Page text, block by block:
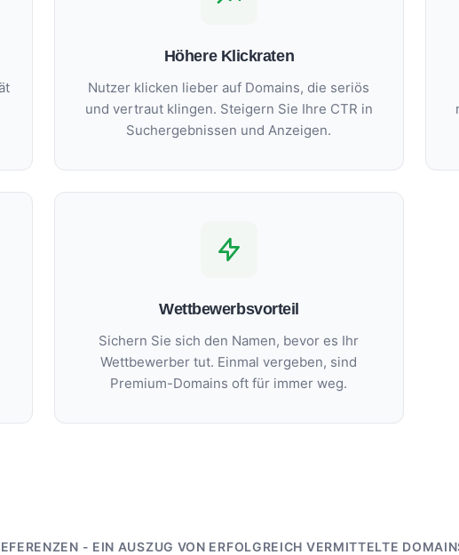
Höhere Klickraten
Nutzer klicken lieber auf Domains, die seriös
und vertraut klingen. Steigern Sie Ihre CTR in
Suchergebnissen und Anzeigen.
Wettbewerbsvorteil
Sichern Sie sich den Namen, bevor es Ihr
Wettbewerber tut. Einmal vergeben, sind
Premium-Domains oft für immer weg.
- EIN AUSZUG VON ERFOLGREICH VERMITTELTE